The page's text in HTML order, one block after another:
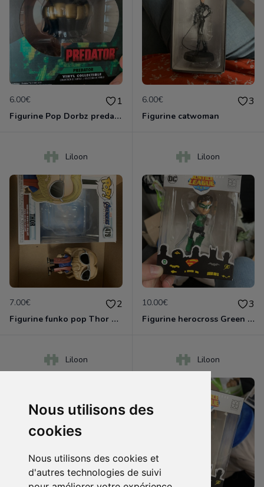
Nous utilisons des
cookies
Nous utilisons des cookies et
d'autres technologies de suivi
6.00€ 1
Figurine Pop Dorbz predator.
6.00€ 3
Figurine catwoman
Liloon
7.00€ 2
Figurine funko pop Thor 479
Liloon
10.00€ 3
Figurine herocross Green lantern
Liloon Liloon